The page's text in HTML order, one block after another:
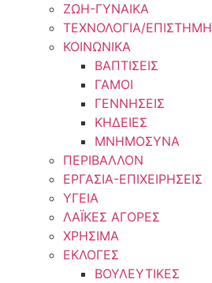
ΖΩΗ-ΓΥΝΑΙΚΑ
ΤΕΧΝΟΛΟΓΙΑ/ΕΠΙΣΤΗΜΗ
ΚΟΙΝΩΝΙΚΑ
ΒΑΠΤΙΣΕΙΣ
ΓΑΜΟΙ
ΓΕΝΝΗΣΕΙΣ
ΚΗΔΕΙΕΣ
ΜΝΗΜΟΣΥΝΑ
ΠΕΡΙΒΑΛΛΟΝ
ΕΡΓΑΣΙΑ-ΕΠΙΧΕΙΡΗΣΕΙΣ
ΥΓΕΙΑ
ΛΑΪΚΕΣ ΑΓΟΡΕΣ
ΧΡΗΣΙΜΑ
ΕΚΛΟΓΕΣ
ΒΟΥΛΕΥΤΙΚΕΣ